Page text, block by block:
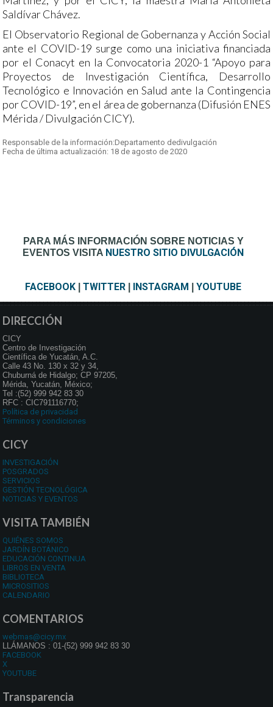
Saldívar Chávez.
El Observatorio Regional de Gobernanza y Acción Social
ante el COVID-19 surge como una iniciativa financiada
por el Conacyt en la Convocatoria 2020-1 “Apoyo para
Proyectos de Investigación Científica, Desarrollo
Tecnológico e Innovación en Salud ante la Contingencia
por COVID-19”, en el área de gobernanza (Difusión ENES
Mérida / Divulgación CICY).
Responsable de la información:Departamento dedivulgación
Fecha de última actualización: 18 de agosto de 2020
PARA MÁS INFORMACIÓN SOBRE NOTICIAS Y
EVENTOS VISITA NUESTRO SITIO DIVULGACIÓN
FACEBOOK TWITTER INSTAGRAM YOUTUBE
DIRECCIÓN
CICY
Centro de Investigación
Científica de Yucatán, A.C.
Calle 43 No. 130 x 32 y 34,
Chuburná de Hidalgo; CP 97205,
Mérida, Yucatán, México;
Tel :(52) 999 942 83 30
RFC : CIC791116770;
Política de privacidad
Términos y condiciones
CICY
INVESTIGACIÓN
POSGRADOS
SERVICIOS
GESTIÓN TECNOLÓGICA
NOTICIAS Y EVENTOS
VISITA TAMBIÉN
QUIÉNES SOMOS
JARDÍN BOTÁNICO
EDUCACIÓN CONTINUA
LIBROS EN VENTA
BIBLIOTECA
MICROSITIOS
CALENDARIO
COMENTARIOS
webmas@cicy.mx
LLÁMANOS : 01-(52) 999 942 83 30
FACEBOOK
X
YOUTUBE
Transparencia